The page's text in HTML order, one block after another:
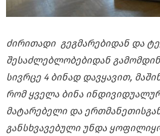
ძირითადი გეგმარებიდან და
შესაძლებლობებიდან
სივრცე 4 ბინად დავყავით,
რომ ყველა ბინა
მატარებელი და
განსხვავებული უნდა